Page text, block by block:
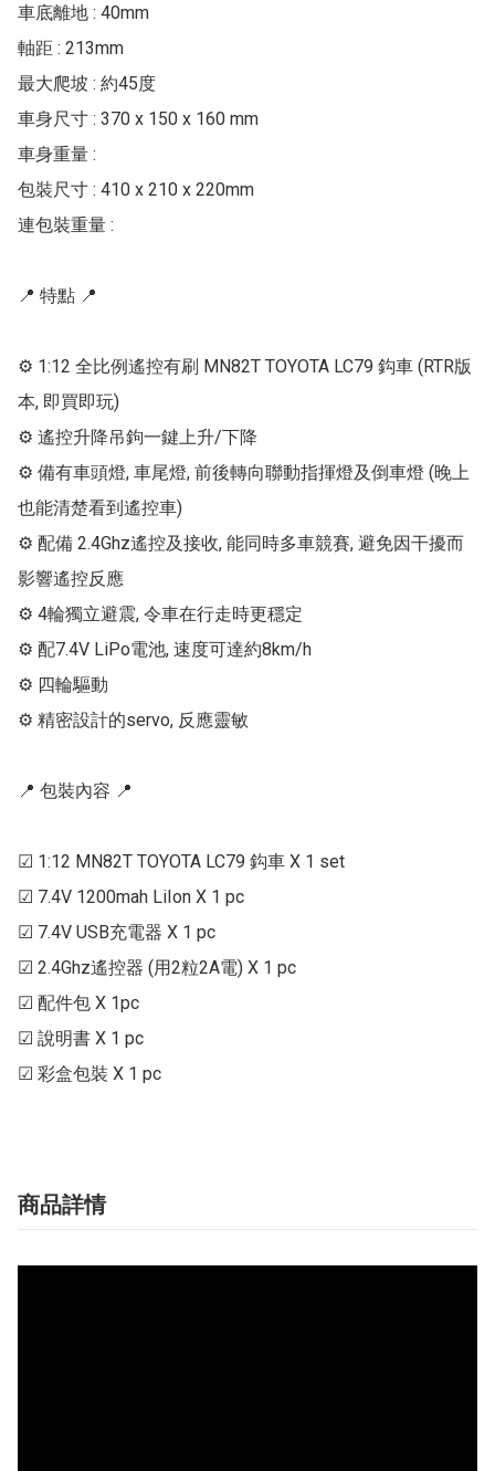
車底離地 : 40mm
軸距 : 213mm
最大爬坡 : 約45度
車身尺寸 : 370 x 150 x 160 mm
車身重量 :
包裝尺寸 : 410 x 210 x 220mm
連包裝重量 :
📍 特點 📍
⚙ 1:12 全比例遙控有刷 MN82T TOYOTA LC79 鈎車 (RTR版
本, 即買即玩)
⚙ 遙控升降吊鉤一鍵上升/下降
⚙ 備有車頭燈, 車尾燈, 前後轉向聯動指揮燈及倒車燈 (晚上
也能清楚看到遙控車)
⚙ 配備 2.4Ghz遙控及接收, 能同時多車競賽, 避免因干擾而
影響遙控反應
⚙ 4輪獨立避震, 令車在行走時更穩定
⚙ 配7.4V LiPo電池, 速度可達約8km/h
⚙ 四輪驅動
⚙ 精密設計的servo, 反應靈敏
📍 包裝內容 📍
☑ 1:12 MN82T TOYOTA LC79 鈎車 X 1 set
☑ 7.4V 1200mah LiIon X 1 pc
☑ 7.4V USB充電器 X 1 pc
☑ 2.4Ghz遙控器 (用2粒2A電) X 1 pc
☑ 配件包 X 1pc
☑ 說明書 X 1 pc
☑ 彩盒包裝 X 1 pc
商品詳情